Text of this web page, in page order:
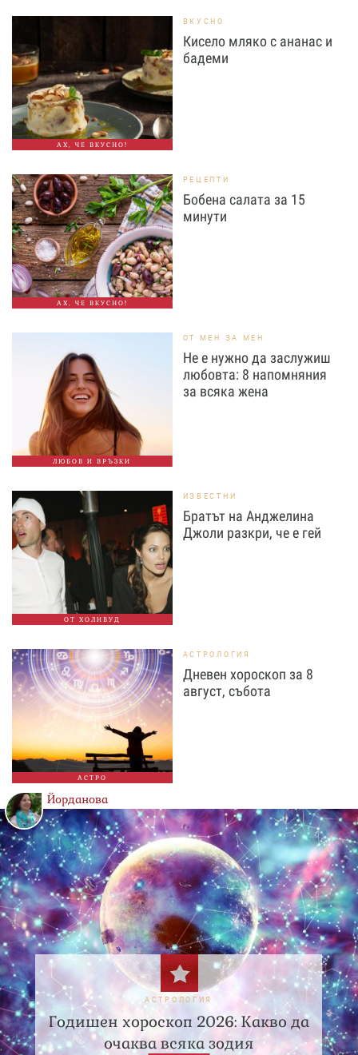
АХ, ЧЕ ВКУСНО!
ВКУСНО
Кисело мляко с ананас и
бадеми
АХ, ЧЕ ВКУСНО!
РЕЦЕПТИ
Бобена салата за 15
минути
ЛЮБОВ И ВРЪЗКИ
ОТ МЕН ЗА МЕН
Не е нужно да заслужиш
любовта: 8 напомняния
за всяка жена
ОТ ХОЛИВУД
ИЗВЕСТНИ
Братът на Анджелина
Джоли разкри, че е гей
АСТРО
АСТРОЛОГИЯ
Дневен хороскоп за 8
август, събота
Йорданова
АСТРОЛОГИЯ
Годишен хороскоп 2026: Какво да
очаква всяка зодия